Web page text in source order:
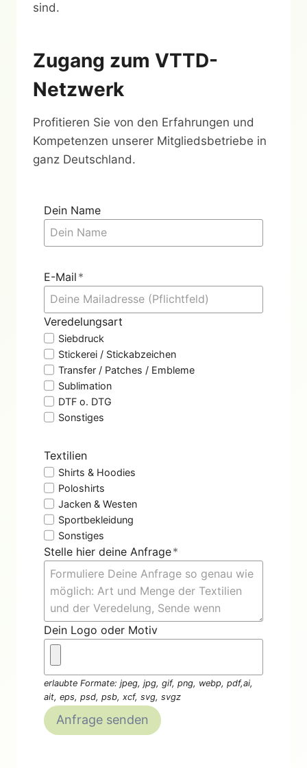
sind.
Zugang zum VTTD-
Netzwerk
Profitieren Sie von den Erfahrungen und
Kompetenzen unserer Mitgliedsbetriebe in
ganz Deutschland.
Dein Name
E-Mail *
Veredelungsart
Siebdruck
Stickerei / Stickabzeichen
Transfer / Patches / Embleme
Sublimation
DTF o. DTG
Sonstiges
Textilien
Shirts & Hoodies
Poloshirts
Jacken & Westen
Sportbekleidung
Sonstiges
Stelle hier deine Anfrage*
Dein Logo oder Motiv
erlaubte Formate: jpeg, jpg, gif, png, webp, pdf,ai,
ait, eps, psd, psb, xcf, svg, svgz
Anfrage senden